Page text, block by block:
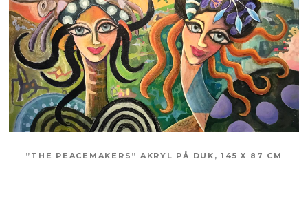
”THE PEACEMAKERS” AKRYL PÅ DUK, 145 X 87 CM